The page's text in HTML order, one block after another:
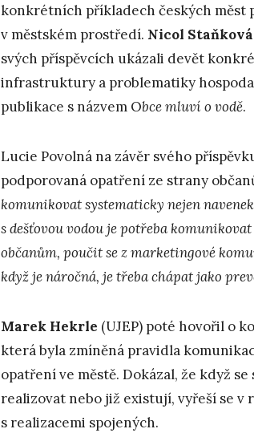
konkrétních příkladech českých měst
v městském prostředí. Nicol Staňková
svých příspěvcích ukázali devět
infrastruktury a problematiky
publikace s názvem Obce mluví o vodě.
Lucie Povolná na závěr svého
podporovaná opatření ze strany
komunikovat systematicky nejen
s dešťovou vodou je potřeba
občanům, poučit se z marketingové
když je náročná, je třeba chápat jako
Marek Hekrle (UJEP) poté hovořil o
která byla zmíněná pravidla
opatření ve městě. Dokázal, že když
realizovat nebo již existují, vyřeší se
s realizacemi spojených.